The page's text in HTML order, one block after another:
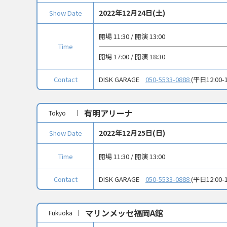
Show Date 2022年12月24日(土)
Time
開場 11:30 / 開演 13:00
開場 17:00 / 開演 18:30
Contact DISK GARAGE 050-5533-0888(平日12:00-
Tokyo 有明アリーナ
Show Date 2022年12月25日(日)
Time 開場 11:30 / 開演 13:00
Contact DISK GARAGE 050-5533-0888(平日12:00-
Fukuoka マリンメッセ福岡A館